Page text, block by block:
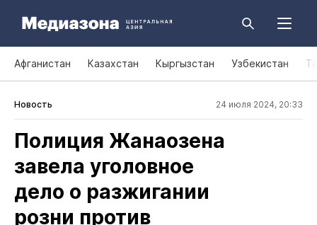
Афганистан Казахстан Кыргызстан Узбекистан
Новость 24 июля 2024, 20:33
Полиция Жанаозена
завела уголовное
дело о разжигании
розни против